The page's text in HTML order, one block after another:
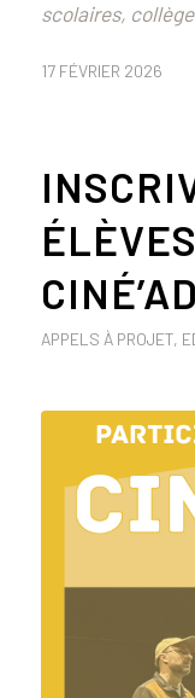
scolaires,
17 FÉVRIER 2026
APPELS À PROJET,